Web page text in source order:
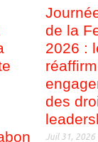
de la
2026 :
des
Juil 31, 2026